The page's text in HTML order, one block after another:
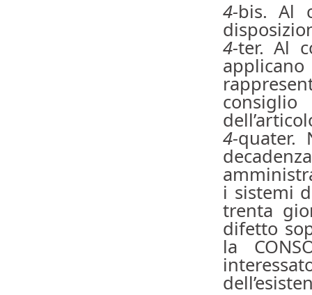
4-bis. Al
4-ter. Al
4-quater.
i sistemi
trenta
difetto
la